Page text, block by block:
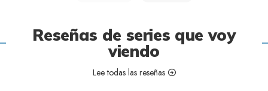
Reseñas de series que voy
viendo
Lee todas las reseñas